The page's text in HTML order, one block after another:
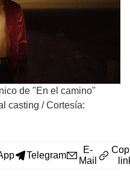
de "En el camino"
casting /Cortesía:
Telegram
E-
Mail